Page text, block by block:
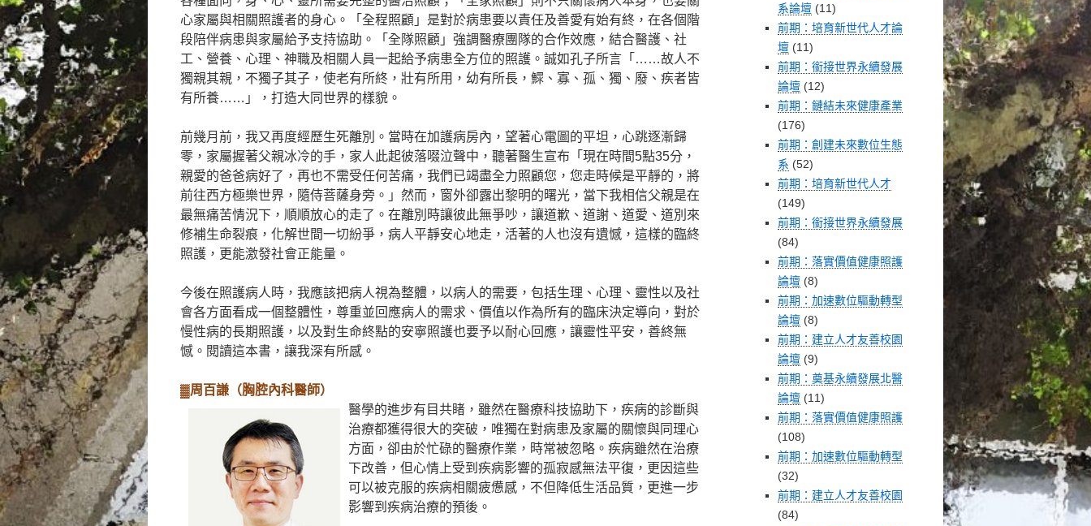
心家屬與相關照護者的身心。「全程照顧」是對於病患要以責任及善愛有始有終，在各個階
段陪伴病患與家屬給予支持協助。「全隊照顧」強調醫療團隊的合作效應，結合醫護、社
工、營養、心理、神職及相關人員一起給予病患全方位的照護。誠如孔子所言「……故人不
獨親其親，不獨子其子，使老有所終，壯有所用，幼有所長，鰥、寡、孤、獨、廢、疾者皆
有所養……」，打造大同世界的樣貌。
前幾月前，我又再度經歷生死離別。當時在加護病房內，望著心電圖的平坦，心跳逐漸歸
零，家屬握著父親冰冷的手，家人此起彼落啜泣聲中，聽著醫生宣布「現在時間5點35分，
親愛的爸爸病好了，再也不需受任何苦痛，我們已竭盡全力照顧您，您走時候是平靜的，將
前往西方極樂世界，隨侍菩薩身旁。」然而，窗外卻露出黎明的曙光，當下我相信父親是在
最無痛苦情況下，順順放心的走了。在離別時讓彼此無爭吵，讓道歉、道謝、道愛、道別來
修補生命裂痕，化解世間一切紛爭，病人平靜安心地走，活著的人也沒有遺憾，這樣的臨終
照護，更能激發社會正能量。
今後在照護病人時，我應該把病人視為整體，以病人的需要，包括生理、心理、靈性以及社
會各方面看成一個整體性，尊重並回應病人的需求、價值以作為所有的臨床決定導向，對於
慢性病的長期照護，以及對生命終點的安寧照護也要予以耐心回應，讓靈性平安，善終無
憾。閱讀這本書，讓我深有所感。
▓周百謙（胸腔內科醫師）
醫學的進步有目共睹，雖然在醫療科技協助下，疾病的診斷與
治療都獲得很大的突破，唯獨在對病患及家屬的關懷與同理心
方面，卻由於忙碌的醫療作業，時常被忽略。疾病雖然在治療
下改善，但心情上受到疾病影響的孤寂感無法平復，更因這些
可以被克服的疾病相關疲憊感，不但降低生活品質，更進一步
影響到疾病治療的預後。
系論壇 (11)
前期：培育新世代人才論
壇 (11)
前期：銜接世界永續發展
論壇 (12)
前期：鏈結未來健康產業
(176)
前期：創建未來數位生態
系 (52)
前期：培育新世代人才
(149)
前期：銜接世界永續發展
(84)
前期：落實價值健康照護
論壇 (8)
前期：加速數位驅動轉型
論壇 (8)
前期：建立人才友善校園
論壇 (9)
前期：奠基永續發展北醫
論壇 (11)
前期：落實價值健康照護
(108)
前期：加速數位驅動轉型
(32)
前期：建立人才友善校園
(84)